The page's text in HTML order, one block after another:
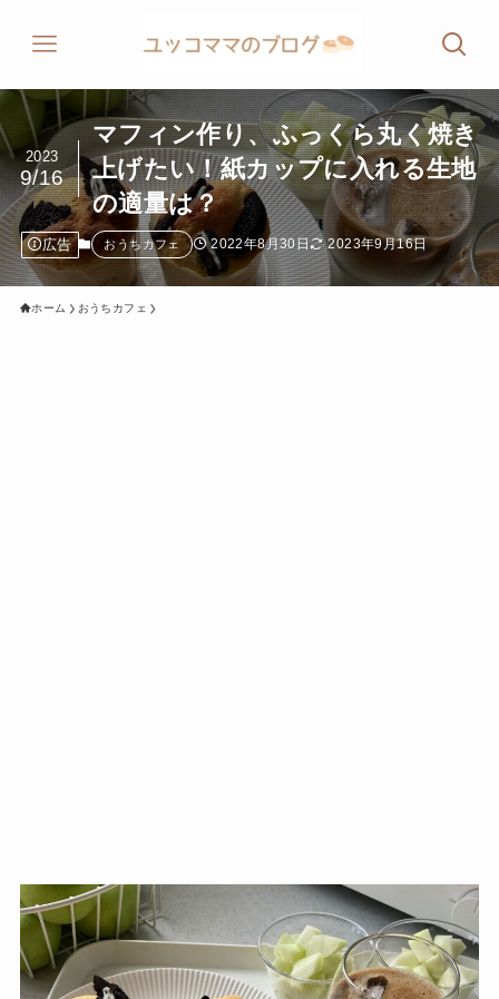
マフィン作り、ふっくら丸く焼き
上げたい！紙カップに入れる生地
の適量は？
2023
9/16
広告 おうちカフェ 2022年8月30日 2023年9月16日
ホーム おうちカフェ